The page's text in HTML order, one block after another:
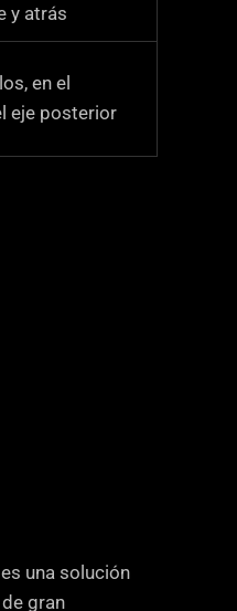
y atrás
en el
eje posterior
una solución
gran